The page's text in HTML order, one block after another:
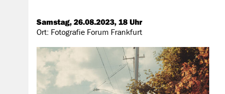
Samstag, 26.08.2023, 18 Uhr
Ort: Fotografie Forum Frankfurt